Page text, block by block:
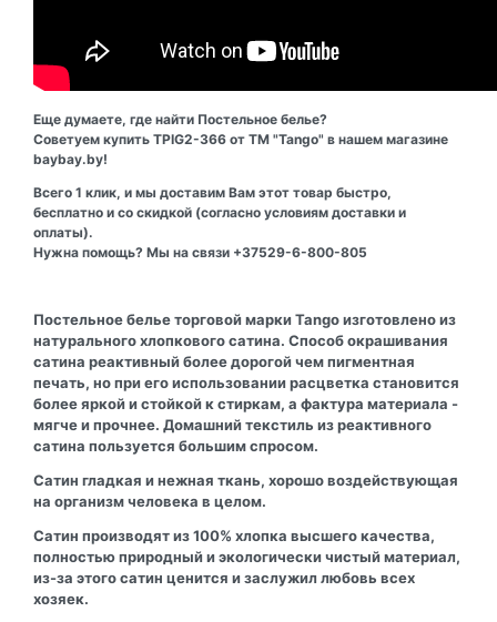
Еще думаете, где найти Постельное белье?
Советуем купить TPIG2-366 от ТМ "Tango" в нашем магазине
baybay.by!
Всего 1 клик, и мы доставим Вам этот товар быстро,
бесплатно и со скидкой (согласно условиям доставки и
оплаты).
Нужна помощь? Мы на связи +37529-6-800-805
Постельное белье торговой марки Tango изготовлено из
натурального хлопкового сатина. Способ окрашивания
сатина реактивный более дорогой чем пигментная
печать, но при его использовании расцветка становится
более яркой и стойкой к стиркам, а фактура материала -
мягче и прочнее. Домашний текстиль из реактивного
сатина пользуется большим спросом.
Сатин гладкая и нежная ткань, хорошо воздействующая
на организм человека в целом.
Сатин производят из 100% хлопка высшего качества,
полностью природный и экологически чистый материал,
из-за этого сатин ценится и заслужил любовь всех
хозяек.